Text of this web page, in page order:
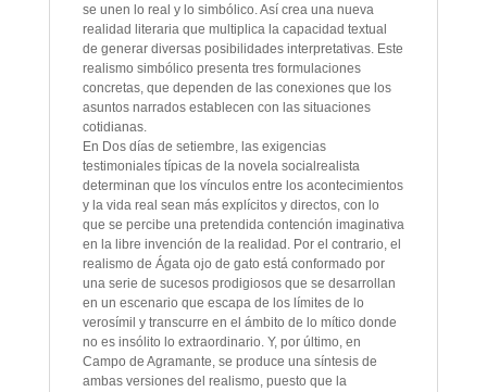
se unen lo real y lo simbólico. Así crea una nueva
realidad literaria que multiplica la capacidad textual
de generar diversas posibilidades interpretativas. Este
realismo simbólico presenta tres formulaciones
concretas, que dependen de las conexiones que los
asuntos narrados establecen con las situaciones
cotidianas.
En Dos días de setiembre, las exigencias
testimoniales típicas de la novela socialrealista
determinan que los vínculos entre los acontecimientos
y la vida real sean más explícitos y directos, con lo
que se percibe una pretendida contención imaginativa
en la libre invención de la realidad. Por el contrario, el
realismo de Ágata ojo de gato está conformado por
una serie de sucesos prodigiosos que se desarrollan
en un escenario que escapa de los límites de lo
verosímil y transcurre en el ámbito de lo mítico donde
no es insólito lo extraordinario. Y, por último, en
Campo de Agramante, se produce una síntesis de
ambas versiones del realismo, puesto que la